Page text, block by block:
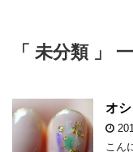
「 未分類 」
オ
こん